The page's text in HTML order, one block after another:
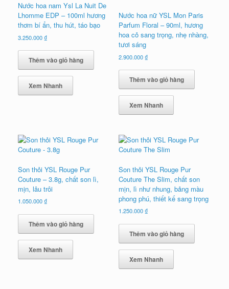
Nước hoa nam Ysl La Nuit De
Lhomme EDP – 100ml hương
thơm bí ẩn, thu hút, táo bạo
3.250.000₫
Thêm vào giỏ hàng
Xem Nhanh
Nước hoa nữ YSL Mon Paris
Parfum Floral – 90ml, hương
hoa cỏ sang trọng, nhẹ nhàng,
tươi sáng
2.900.000₫
Thêm vào giỏ hàng
Xem Nhanh
Son thỏi YSL Rouge Pur
Couture – 3.8g, chất son lì,
mịn, lâu trôi
1.050.000₫
Thêm vào giỏ hàng
Xem Nhanh
Son thỏi YSL Rouge Pur
Couture The Slim, chất son
mịn, lì như nhung, bảng màu
phong phú, thiết kế sang trọng
1.250.000₫
Thêm vào giỏ hàng
Xem Nhanh